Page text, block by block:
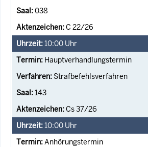
038
C 22/26
10:00 Uhr
Hauptverhandlungstermin
Strafbefehlsverfahren
143
Cs 37/26
10:00 Uhr
Anhörungstermin